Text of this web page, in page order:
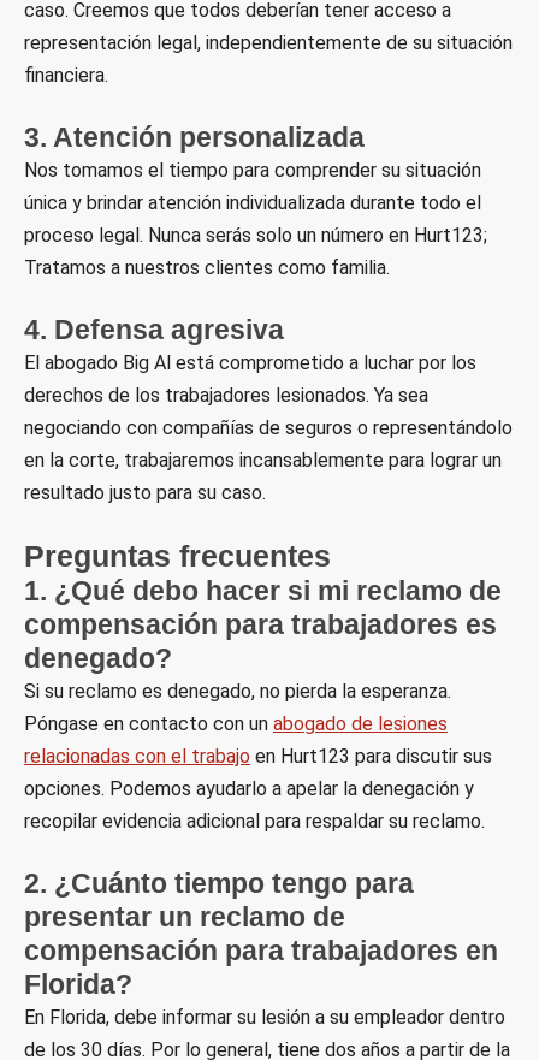
caso. Creemos que todos deberían tener acceso a
representación legal, independientemente de su situación
financiera.
3. Atención personalizada
Nos tomamos el tiempo para comprender su situación
única y brindar atención individualizada durante todo el
proceso legal. Nunca serás solo un número en Hurt123;
Tratamos a nuestros clientes como familia.
4. Defensa agresiva
El abogado Big Al está comprometido a luchar por los
derechos de los trabajadores lesionados. Ya sea
negociando con compañías de seguros o representándolo
en la corte, trabajaremos incansablemente para lograr un
resultado justo para su caso.
Preguntas frecuentes
1. ¿Qué debo hacer si mi reclamo de
compensación para trabajadores es
denegado?
Si su reclamo es denegado, no pierda la esperanza.
Póngase en contacto con un abogado de lesiones
relacionadas con el trabajo en Hurt123 para discutir sus
opciones. Podemos ayudarlo a apelar la denegación y
recopilar evidencia adicional para respaldar su reclamo.
2. ¿Cuánto tiempo tengo para
presentar un reclamo de
compensación para trabajadores en
Florida?
En Florida, debe informar su lesión a su empleador dentro
de los 30 días. Por lo general, tiene dos años a partir de la